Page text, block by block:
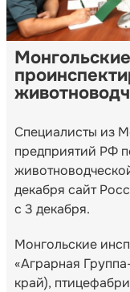
Специалисты из
предприятий РФ
декабря сайт
с 3 декабря.
Монгольские
«Аграрная
край),